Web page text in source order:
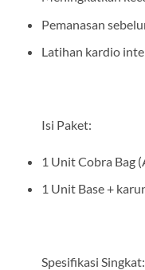
Pemanasan
Latihan kardio
Isi Paket:
1 Unit Cobra Bag
1 Unit Base +
Spesifikasi Singkat: